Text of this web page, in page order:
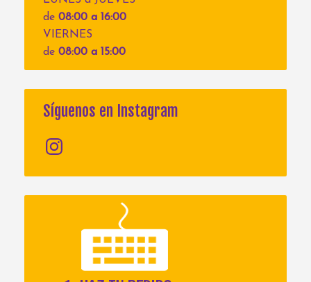
de 08:00 a 16:00
VIERNES
de 08:00 a 15:00
Síguenos en Instagram